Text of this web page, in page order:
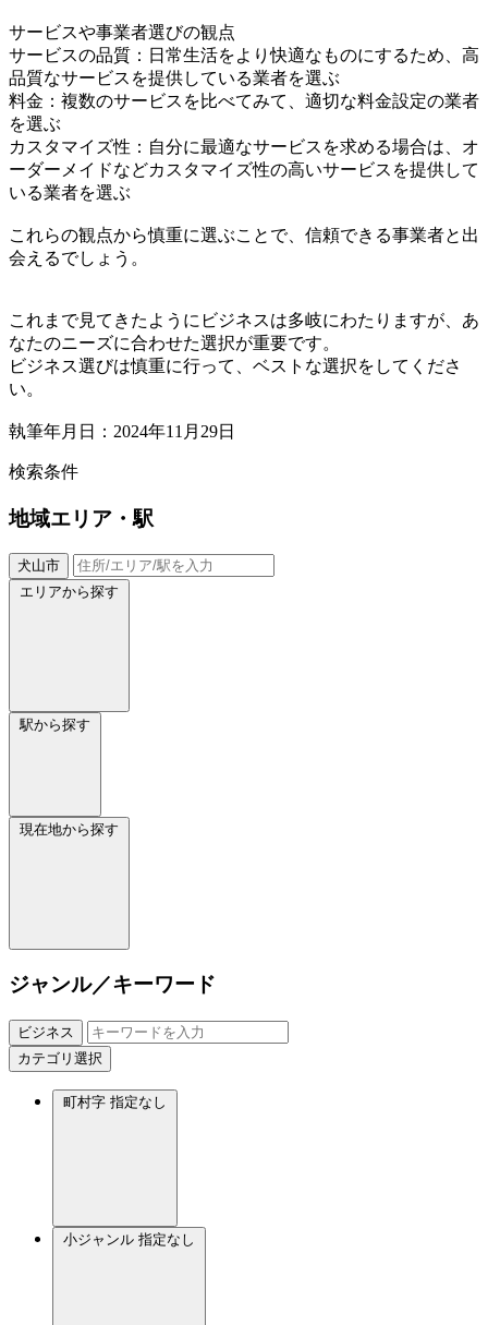
サービスや事業者選びの観点
サービスの品質：日常生活をより快適なものにするため、高
品質なサービスを提供している業者を選ぶ
料金：複数のサービスを比べてみて、適切な料金設定の業者
を選ぶ
カスタマイズ性：自分に最適なサービスを求める場合は、オ
ーダーメイドなどカスタマイズ性の高いサービスを提供して
いる業者を選ぶ
これらの観点から慎重に選ぶことで、信頼できる事業者と出
会えるでしょう。
これまで見てきたようにビジネスは多岐にわたりますが、あ
なたのニーズに合わせた選択が重要です。
ビジネス選びは慎重に行って、ベストな選択をしてくださ
い。
執筆年月日：2024年11月29日
検索条件
地域エリア・駅
犬山市
エリアから探す
駅から探す
現在地から探す
ジャンル／キーワード
ビジネス
カテゴリ選択
町村字 指定なし
小ジャンル 指定なし